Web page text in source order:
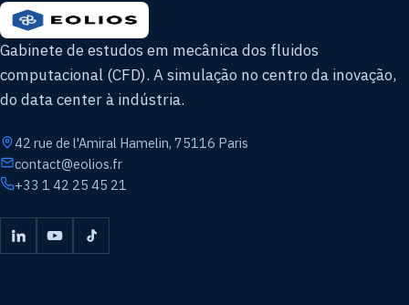
Gabinete de estudos em mecânica dos fluidos
computacional (CFD). A simulação no centro da inovação,
do data center à indústria.
42 rue de l'Amiral Hamelin, 75116 Paris
contact@eolios.fr
+33 1 42 25 45 21